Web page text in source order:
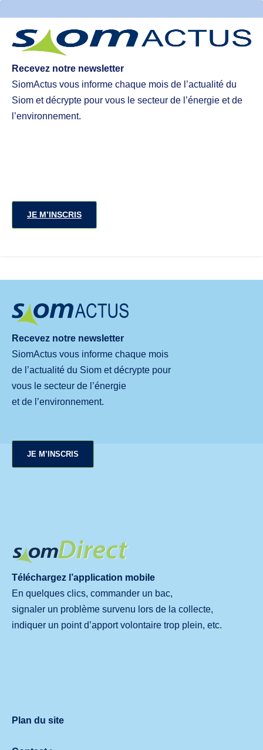
Recevez notre newsletter
SiomActus vous informe chaque mois de l’actualité du
Siom et décrypte pour vous le secteur de l’énergie et de
l’environnement.
JE M’INSCRIS
Recevez notre newsletter
SiomActus vous informe chaque mois
de l’actualité du Siom et décrypte pour
vous le secteur de l’énergie
et de l’environnement.
JE M’INSCRIS
Téléchargez l’application mobile
En quelques clics, commander un bac,
signaler un problème survenu lors de la collecte,
indiquer un point d’apport volontaire trop plein, etc.
Plan du site